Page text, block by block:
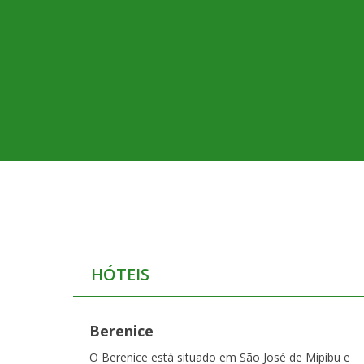
HÓTEIS
Berenice
O Berenice está situado em São José de Mipibu e